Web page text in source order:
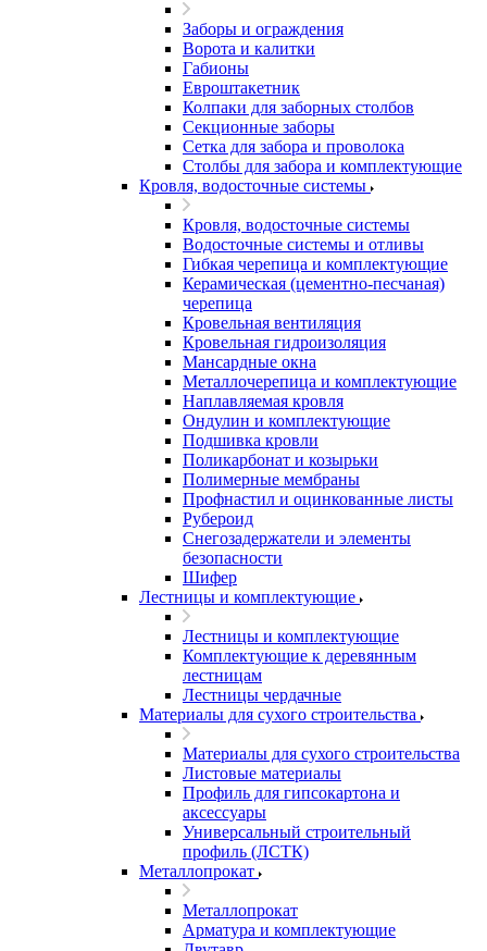
Заборы и ограждения
Ворота и калитки
Габионы
Евроштакетник
Колпаки для заборных столбов
Секционные заборы
Сетка для забора и проволока
Столбы для забора и комплектующие
Кровля, водосточные системы
Кровля, водосточные системы
Водосточные системы и отливы
Гибкая черепица и комплектующие
Керамическая (цементно-песчаная)
черепица
Кровельная вентиляция
Кровельная гидроизоляция
Мансардные окна
Металлочерепица и комплектующие
Наплавляемая кровля
Ондулин и комплектующие
Подшивка кровли
Поликарбонат и козырьки
Полимерные мембраны
Профнастил и оцинкованные листы
Рубероид
Снегозадержатели и элементы
безопасности
Шифер
Лестницы и комплектующие
Лестницы и комплектующие
Комплектующие к деревянным
лестницам
Лестницы чердачные
Материалы для сухого строительства
Материалы для сухого строительства
Листовые материалы
Профиль для гипсокартона и
аксессуары
Универсальный строительный
профиль (ЛСТК)
Металлопрокат
Металлопрокат
Арматура и комплектующие